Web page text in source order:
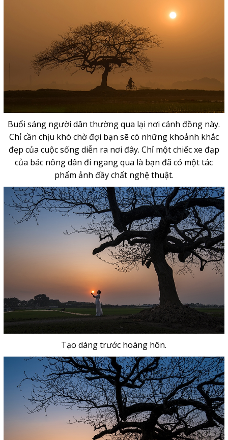
Buổi sáng người dân thường qua lại nơi cánh đồng này.
Chỉ cần chịu khó chờ đợi bạn sẽ có những khoảnh khắc
đẹp của cuộc sống diễn ra nơi đây. Chỉ một chiếc xe đạp
của bác nông dân đi ngang qua là bạn đã có một tác
phẩm ảnh đầy chất nghệ thuật.
Tạo dáng trước hoàng hôn.